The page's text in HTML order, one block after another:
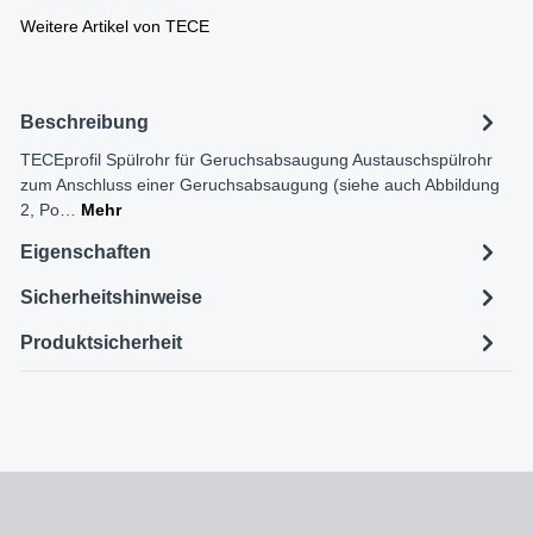
Weitere Artikel von TECE
Beschreibung
TECEprofil Spülrohr für Geruchsabsaugung Austauschspülrohr
zum Anschluss einer Geruchsabsaugung (siehe auch Abbildung
2, Po… Mehr
Eigenschaften
Sicherheitshinweise
Produktsicherheit